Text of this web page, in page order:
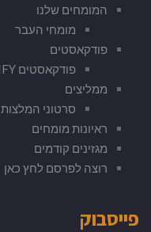
המומחים שלנו
מומחי העבר
פודקאסטים
פודקאסטים SPOTIFY
ממליצים
סרטוני המלצות
ראיונות מומחים
מגזינים קודמים
רוצה לפרסם לחץ כאן
פייסבוק